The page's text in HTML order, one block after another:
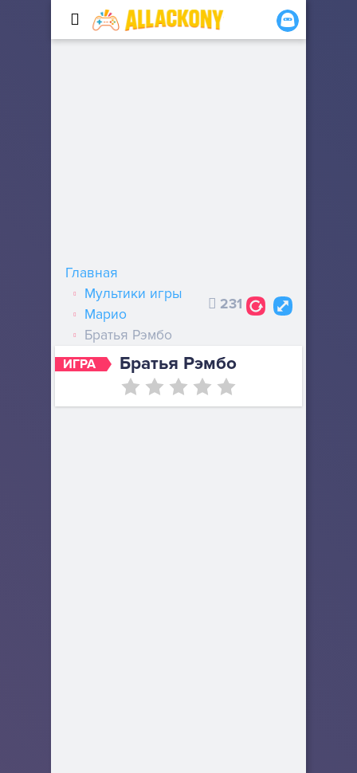
ИГРА Братья Рэмбо
Главная
Мультики игры
Марио
Братья Рэмбо
231